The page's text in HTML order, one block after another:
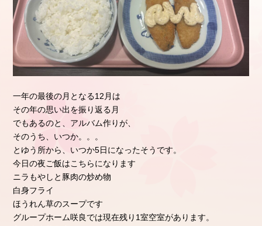
一年の最後の月となる12月は
その年の思い出を振り返る月
でもあるのと、アルバム作りが、
そのうち、いつか。。。
とゆう所から、いつか5日になったそうです。
今日の夜ご飯はこちらになります
ニラもやしと豚肉の炒め物
白身フライ
ほうれん草のスープです
グループホーム咲良では現在残り1室空室があります。